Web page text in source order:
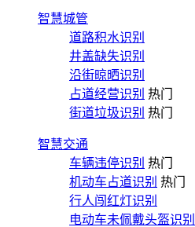
智慧城管
道路积水识别
井盖缺失识别
沿街晾晒识别
占道经营识别 热门
街道垃圾识别 热门
智慧交通
车辆违停识别 热门
机动车占道识别 热门
行人闯红灯识别
电动车未佩戴头盔识别